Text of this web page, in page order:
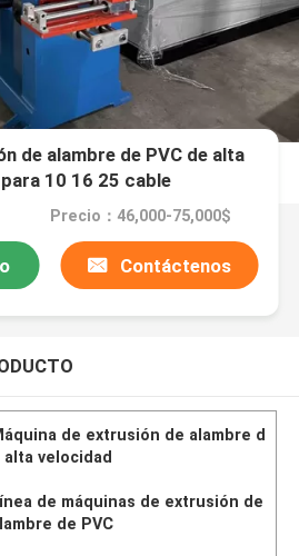
de alambre de PVC de alta
10 16 25 cable
Precio：46,000-75,000$
Contáctenos
de extrusión de alambre d
alta velocidad
de máquinas de extrusión de
de PVC